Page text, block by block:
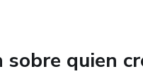
con tu bebé?
sobre quien